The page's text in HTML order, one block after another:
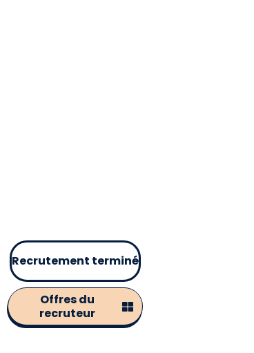
Recrutement terminé
Offres du
recruteur